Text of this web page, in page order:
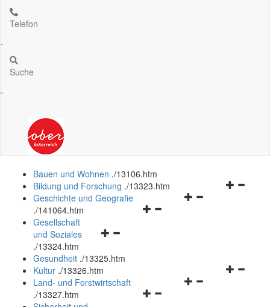
Telefon
.
Suche
.
Bauen und Wohnen ./13106.htm
Navigationsmenü
Bildung und Forschung ./13323.htm
Navigationsmenü
Geschichte und Geografie
./141064.htm
Navigationsmenü
und
schließen
Gesellschaft
und Soziales
./13324.htm
Gesundheit ./13325.htm
Navigationsmenü
Kultur ./13326.htm
Navigationsmenü
Land- und Forstwirtschaft
./13327.htm